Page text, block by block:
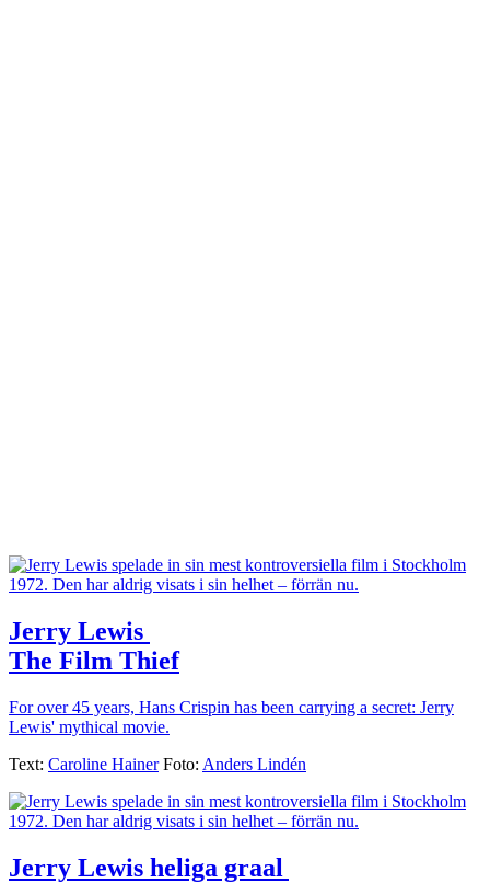
Jerry Lewis
The Film Thief
For over 45 years, Hans Crispin has been carrying a secret: Jerry
Lewis' mythical movie.
Text: Caroline Hainer Foto: Anders Lindén
Jerry Lewis heliga graal